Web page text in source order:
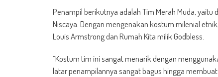
Penampil berikutnya adalah Tim Merah Muda, yaitu
Niscaya. Dengan mengenakan kostum milenial
Louis Armstrong dan Rumah Kita milik Godbless.
“Kostum tim ini sangat menarik dengan
latar penampilannya sangat bagus hingga